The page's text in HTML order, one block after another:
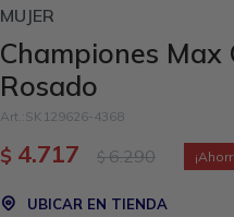
MUJER
Championes Max
Rosado
SK129626-4368
$ 4.717 $6.290
UBICAR EN TIENDA